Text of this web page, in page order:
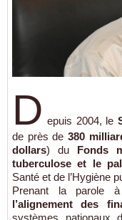
D epuis 2004, le
de près de380
dollars) du Fonds
tuberculose et le
Santé et de l’Hygiène
Prenant la parole
l’alignement des
systèmes nationaux